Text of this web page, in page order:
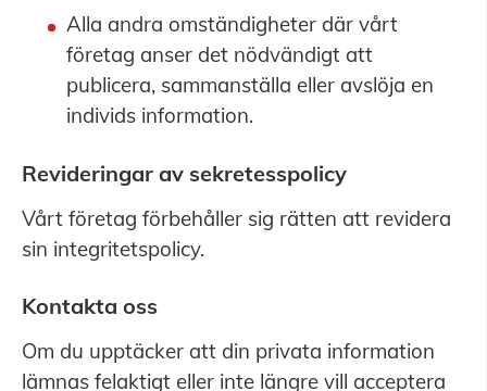
Alla andra omständigheter där vårt
företag anser det nödvändigt att
publicera, sammanställa eller avslöja en
individs information.
Revideringar av sekretesspolicy
Vårt företag förbehåller sig rätten att revidera
sin integritetspolicy.
Kontakta oss
Om du upptäcker att din privata information
lämnas felaktigt eller inte längre vill acceptera